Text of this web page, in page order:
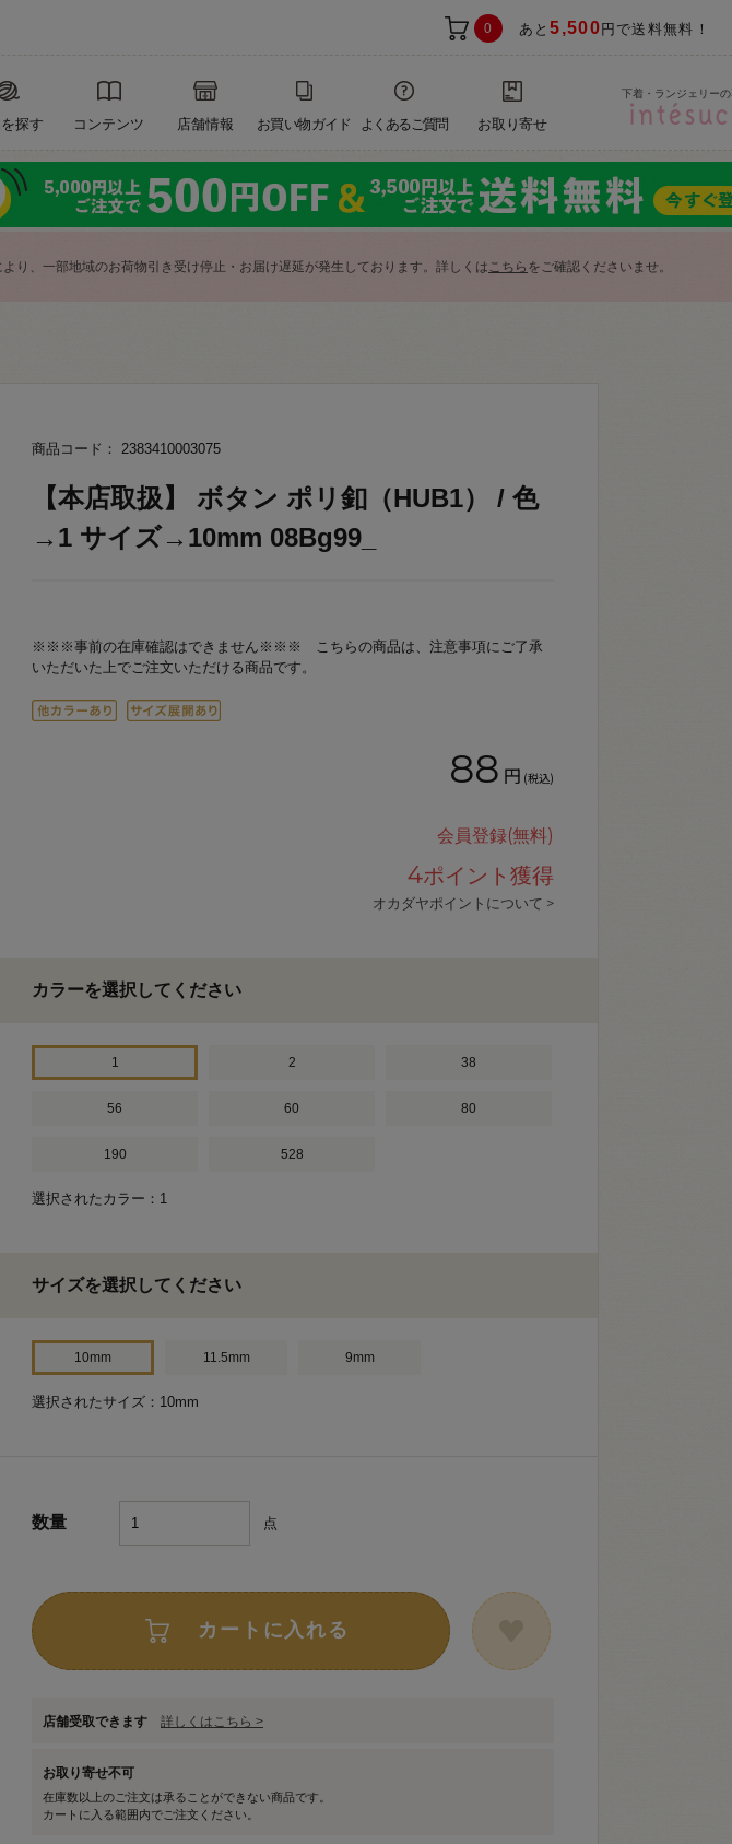
0 あと5,500 円で送料無料！
探す コンテンツ 店舗情報 お買い物ガイド よくあるご質問 お取り寄せ
下着・ランジェリー
り、一部地域のお荷物引き受け停止・お届け遅延が発生しております。詳しくはこちら をご確認くださいませ。
商品コード： 2383410003075
【本店取扱】 ボタン ポリ釦（HUB1） / 色
→1 サイズ→10mm 08Bg99_
※※※事前の在庫確認はできません※※※ こちらの商品は、注意事項にご了承
いただいた上でご注文いただける商品です。
88 円 (税込)
会員登録(無料)
4ポイント獲得
オカダヤポイントについて >
カラーを選択してください
1 2 38
56 60 80
190 528
選択されたカラー：1
サイズを選択してください
10mm 11.5mm 9mm
選択されたサイズ：10mm
数量 点
カートに入れる
店舗受取できます 詳しくはこちら >
お取り寄せ不可
在庫数以上のご注文は承ることができない商品です。
カートに入る範囲内でご注文ください。